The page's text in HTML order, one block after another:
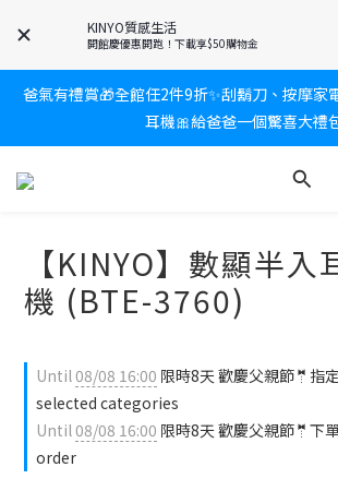
KINYO質感生活
開館慶優惠開跑！下載享$50購物金
新會員送$100購物金✨再享消費回
新會員送$100購物金✨再享消費回
爸氣有禮賞🎁全館任2件9折✨刮鬍刀、按摩家
耳機🎀給爸爸一個驚喜大禮
炎熱夏日救星☀️秒凍扇登場💙半導體製冷 x
新會員送$100購物金✨再享消費回
【KINYO】數顯半入
機 (BTE-3760)
Until08/08 16:00 限時8天 歡慶父親節🤵指
selected categories
Until08/08 16:00 限時8天 歡慶父親節🤵下
order